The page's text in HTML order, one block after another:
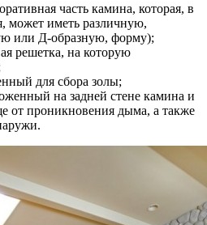
часть камина, которая, в
может иметь различную,
или Д-образную, форму);
решетка, на которую
для сбора золы;
на задней стене камина и
проникновения дыма, а также